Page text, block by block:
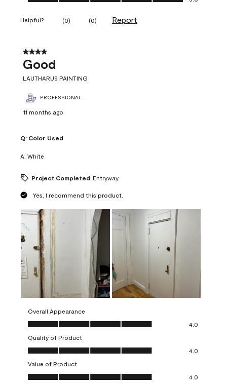
Helpful? (0) (0) Report
4 out of 5 stars.
Good
LAUTHARUS PAINTING
PROFESSIONAL
11 months ago
Q: Color Used
A: White
Project Completed Entryway
Yes, I recommend this product.
Overall Appearance
Overall Appearance, 4.0 out of 5
4.0
Quality of Product
Quality of Product, 4.0 out of 5
4.0
Value of Product
Value of Product, 4.0 out of 5
4.0